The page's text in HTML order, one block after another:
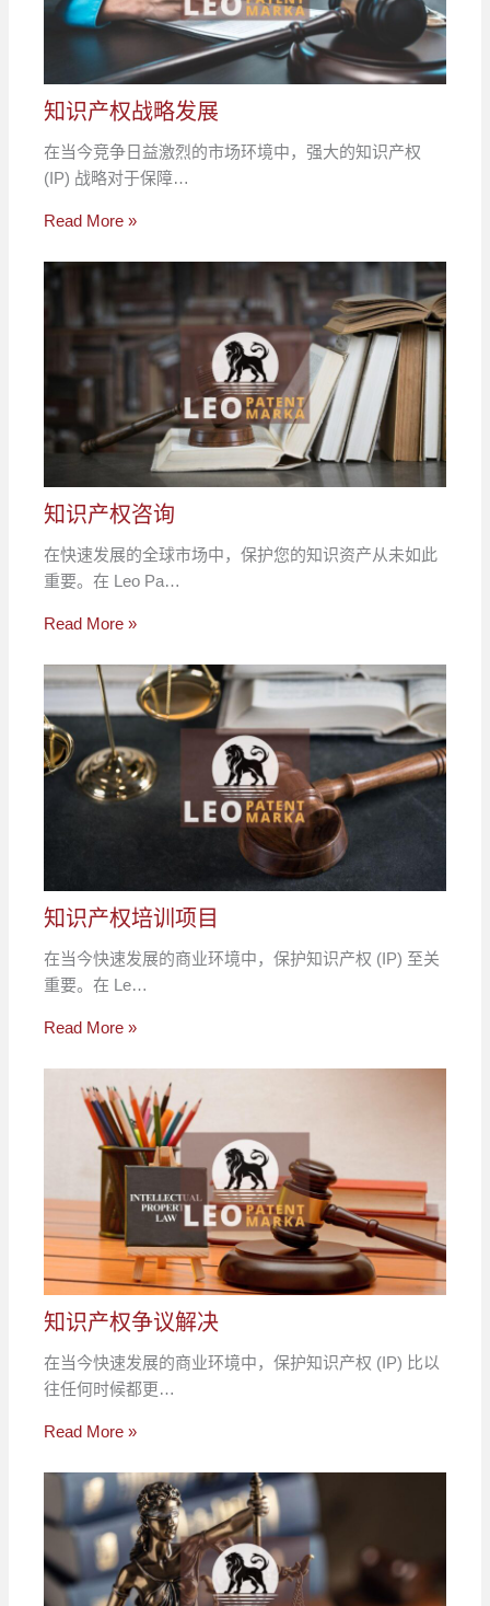
知识产权战略发展
在当今竞争日益激烈的市场环境中，强大的知识产权
(IP) 战略对于保障…
Read More »
知识产权咨询
在快速发展的全球市场中，保护您的知识资产从未如此
重要。在 Leo Pa…
Read More »
知识产权培训项目
在当今快速发展的商业环境中，保护知识产权 (IP) 至关
重要。在 Le…
Read More »
知识产权争议解决
在当今快速发展的商业环境中，保护知识产权 (IP) 比以
往任何时候都更…
Read More »